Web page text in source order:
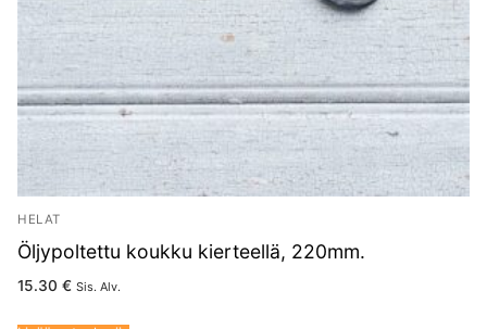
HELAT
Öljypoltettu koukku kierteellä, 220mm.
15.30 € Sis. Alv.